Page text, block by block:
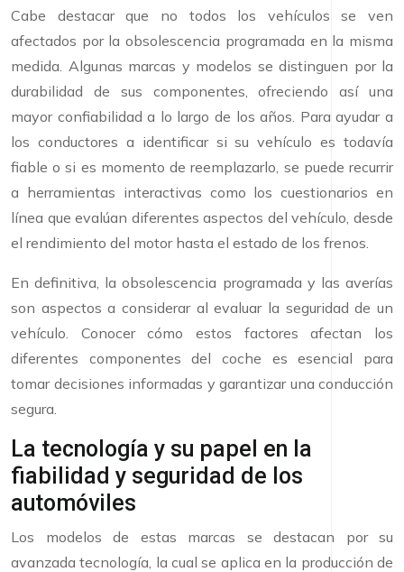
Cabe destacar que no todos los vehículos se ven
afectados por la obsolescencia programada en la misma
medida. Algunas marcas y modelos se distinguen por la
durabilidad de sus componentes, ofreciendo así una
mayor confiabilidad a lo largo de los años. Para ayudar a
los conductores a identificar si su vehículo es todavía
fiable o si es momento de reemplazarlo, se puede recurrir
a herramientas interactivas como los cuestionarios en
línea que evalúan diferentes aspectos del vehículo, desde
el rendimiento del motor hasta el estado de los frenos.
En definitiva, la obsolescencia programada y las averías
son aspectos a considerar al evaluar la seguridad de un
vehículo. Conocer cómo estos factores afectan los
diferentes componentes del coche es esencial para
tomar decisiones informadas y garantizar una conducción
segura.
La tecnología y su papel en la
fiabilidad y seguridad de los
automóviles
Los modelos de estas marcas se destacan por su
avanzada tecnología, la cual se aplica en la producción de